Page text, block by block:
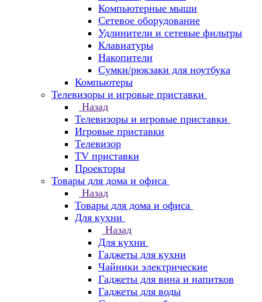
Компьютерные мыши
Сетевое оборудование
Удлинители и сетевые фильтры
Клавиатуры
Накопители
Сумки/рюкзаки для ноутбука
Компьютеры
Телевизоры и игровые приставки
Назад
Телевизоры и игровые приставки
Игровые приставки
Телевизор
TV приставки
Проекторы
Товары для дома и офиса
Назад
Товары для дома и офиса
Для кухни
Назад
Для кухни
Гаджеты для кухни
Чайники электрические
Гаджеты для вина и напитков
Гаджеты для воды